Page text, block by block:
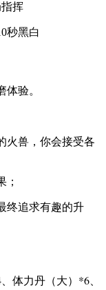
挥
验。
兽，你会接受各
追求有趣的升
体力丹（大）*6、